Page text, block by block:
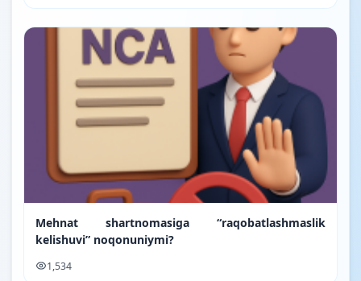
Mehnat shartnomasiga “raqobatlashmaslik
kelishuvi” noqonuniymi?
1,534